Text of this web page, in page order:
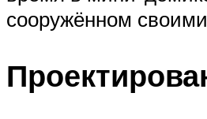
сооружённом